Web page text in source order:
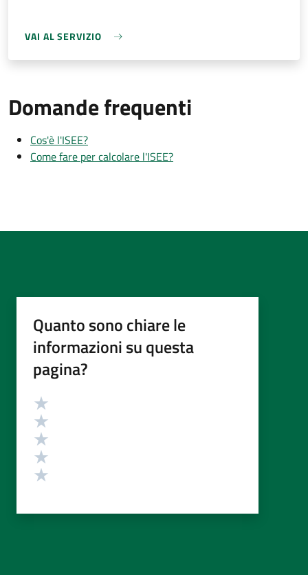
VAI AL SERVIZIO
Domande frequenti
Cos'è l'ISEE?
Come fare per calcolare l'ISEE?
Quanto sono chiare le
informazioni su questa
pagina?
Valutazione